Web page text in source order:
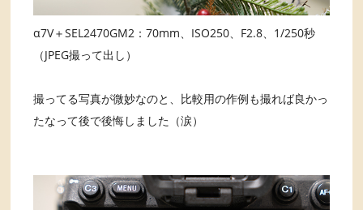
α7V＋SEL2470GM2：70mm、ISO250、F2.8、1/250秒
（JPEG撮って出し）
撮ってる写真が微妙なのと、比較用の作例も撮れば良かっ
たなって後で後悔しました（涙）